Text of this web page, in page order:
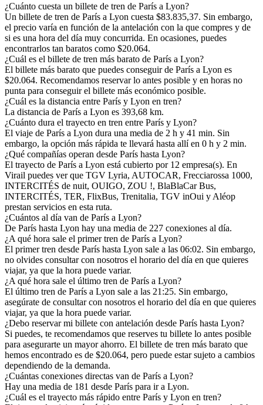
¿Cuánto cuesta un billete de tren de París a Lyon?
Un billete de tren de París a Lyon cuesta $83.835,37. Sin embargo,
el precio varía en función de la antelación con la que compres y de
si es una hora del día muy concurrida. En ocasiones, puedes
encontrarlos tan baratos como $20.064.
¿Cuál es el billete de tren más barato de París a Lyon?
El billete más barato que puedes conseguir de París a Lyon es
$20.064. Recomendamos reservar lo antes posible y en horas no
punta para conseguir el billete más económico posible.
¿Cuál es la distancia entre París y Lyon en tren?
La distancia de París a Lyon es 393,68 km.
¿Cuánto dura el trayecto en tren entre París y Lyon?
El viaje de París a Lyon dura una media de 2 h y 41 min. Sin
embargo, la opción más rápida te llevará hasta allí en 0 h y 2 min.
¿Qué compañías operan desde París hasta Lyon?
El trayecto de París a Lyon está cubierto por 12 empresa(s). En
Virail puedes ver que TGV Lyria, AUTOCAR, Frecciarossa 1000,
INTERCITÉS de nuit, OUIGO, ZOU !, BlaBlaCar Bus,
INTERCITÉS, TER, FlixBus, Trenitalia, TGV inOui y Aléop
prestan servicios en esta ruta.
¿Cuántos al día van de París a Lyon?
De París hasta Lyon hay una media de 227 conexiones al día.
¿A qué hora sale el primer tren de París a Lyon?
El primer tren desde París hasta Lyon sale a las 06:02. Sin embargo,
no olvides consultar con nosotros el horario del día en que quieres
viajar, ya que la hora puede variar.
¿A qué hora sale el último tren de París a Lyon?
El último tren de París a Lyon sale a las 21:25. Sin embargo,
asegúrate de consultar con nosotros el horario del día en que quieres
viajar, ya que la hora puede variar.
¿Debo reservar mi billete con antelación desde París hasta Lyon?
Si puedes, te recomendamos que reserves tu billete lo antes posible
para asegurarte un mayor ahorro. El billete de tren más barato que
hemos encontrado es de $20.064, pero puede estar sujeto a cambios
dependiendo de la demanda.
¿Cuántas conexiones directas van de París a Lyon?
Hay una media de 181 desde París para ir a Lyon.
¿Cuál es el trayecto más rápido entre París y Lyon en tren?